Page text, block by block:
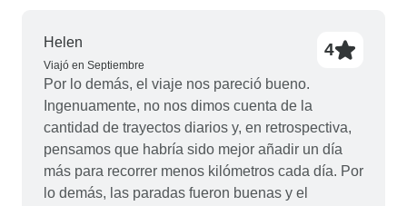
Helen
Viajó en Septiembre
4
Por lo demás, el viaje nos pareció bueno.
Ingenuamente, no nos dimos cuenta de la
cantidad de trayectos diarios y, en retrospectiva,
pensamos que habría sido mejor añadir un día
más para recorrer menos kilómetros cada día. Por
lo demás, las paradas fueron buenas y el